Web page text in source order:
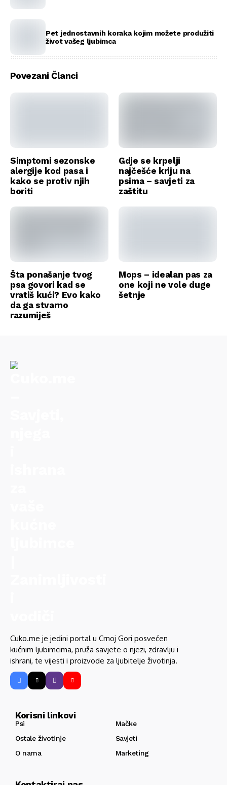
Pet jednostavnih koraka kojim možete produžiti
život vašeg ljubimca
Povezani Članci
Simptomi sezonske
alergije kod pasa i
kako se protiv njih
boriti
Gdje se krpelji
najčešće kriju na
psima – savjeti za
zaštitu
Šta ponašanje tvog
psa govori kad se
vratiš kući? Evo kako
da ga stvarno
razumiješ
Mops – idealan pas za
one koji ne vole duge
šetnje
Cuko.me je jedini portal u Crnoj Gori posvećen
kućnim ljubimcima, pruža savjete o njezi, zdravlju i
ishrani, te vijesti i proizvode za ljubitelje životinja.
Korisni linkovi
Psi
Mačke
Ostale životinje
Savjeti
O nama
Marketing